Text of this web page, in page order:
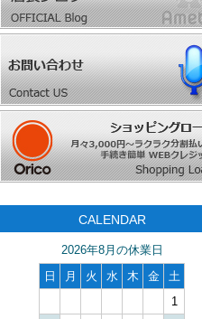
CALENDAR
2026年8月の休業日
日
月 火 水 木 金
土
1